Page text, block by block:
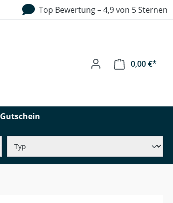
Top Bewertung – 4,9 von 5 Sternen
0,00 €*
Gutschein